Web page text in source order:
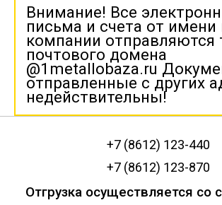
Внимание! Все
письма и счета от имени
компании отправляются
почтового домена
@1metallobaza.ru
отправленные с других
недействительны!
+7 (8612) 123-440
+7 (8612) 123-870
Отгрузка осуществляется со